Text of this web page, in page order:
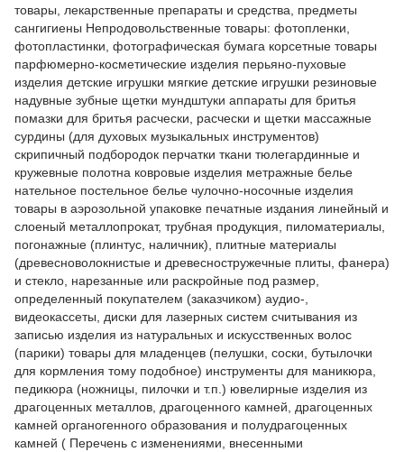
товары, лекарственные препараты и средства, предметы
сангигиены Непродовольственные товары: фотопленки,
фотопластинки, фотографическая бумага корсетные товары
парфюмерно-косметические изделия перьяно-пуховые
изделия детские игрушки мягкие детские игрушки резиновые
надувные зубные щетки мундштуки аппараты для бритья
помазки для бритья расчески, расчески и щетки массажные
сурдины (для духовых музыкальных инструментов)
скрипичный подбородок перчатки ткани тюлегардинные и
кружевные полотна ковровые изделия метражные белье
нательное постельное белье чулочно-носочные изделия
товары в аэрозольной упаковке печатные издания линейный и
слоеный металлопрокат, трубная продукция, пиломатериалы,
погонажные (плинтус, наличник), плитные материалы
(древесноволокнистые и древесностружечные плиты, фанера)
и стекло, нарезанные или раскройные под размер,
определенный покупателем (заказчиком) аудио-,
видеокассеты, диски для лазерных систем считывания из
записью изделия из натуральных и искусственных волос
(парики) товары для младенцев (пелушки, соски, бутылочки
для кормления тому подобное) инструменты для маникюра,
педикюра (ножницы, пилочки и т.п.) ювелирные изделия из
драгоценных металлов, драгоценного камней, драгоценных
камней органогенного образования и полудрагоценных
камней ( Перечень с изменениями, внесенными